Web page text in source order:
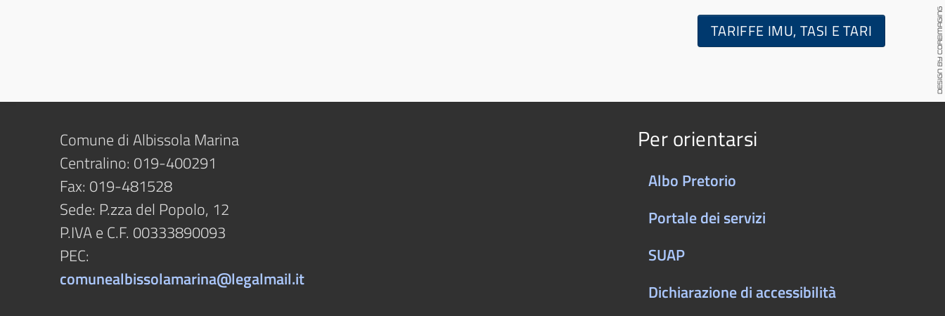
TARIFFE IMU, TASI E TARI
Comune di Albissola Marina
Centralino: 019-400291
Fax: 019-481528
Sede: P.zza del Popolo, 12
P.IVA e C.F. 00333890093
PEC:
comunealbissolamarina@legalmail.it
Per orientarsi
Albo Pretorio
Portale dei servizi
SUAP
Dichiarazione di accessibilità